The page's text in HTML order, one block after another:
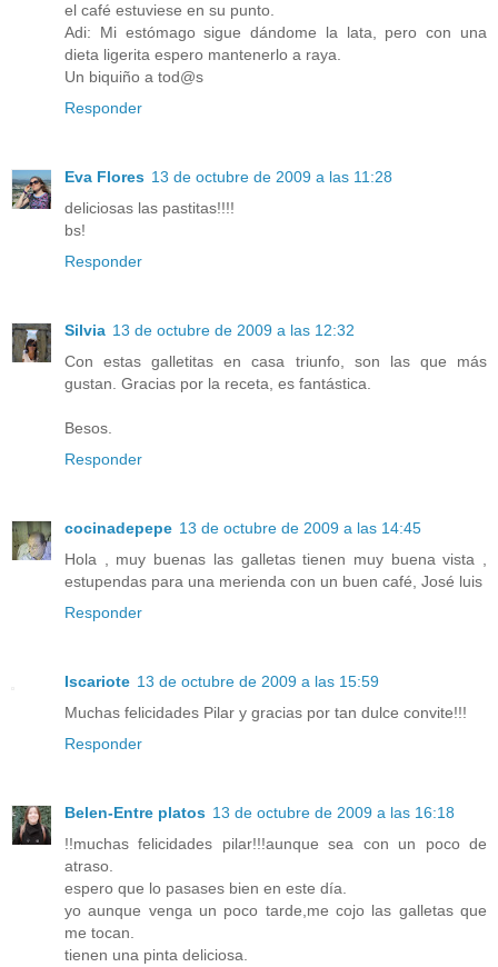
el café estuviese en su punto.
Adi: Mi estómago sigue dándome la lata, pero con una
dieta ligerita espero mantenerlo a raya.
Un biquiño a tod@s
Responder
Eva Flores 13 de octubre de 2009 a las 11:28
deliciosas las pastitas!!!!
bs!
Responder
Silvia 13 de octubre de 2009 a las 12:32
Con estas galletitas en casa triunfo, son las que más
gustan. Gracias por la receta, es fantástica.
Besos.
Responder
cocinadepepe 13 de octubre de 2009 a las 14:45
Hola , muy buenas las galletas tienen muy buena vista ,
estupendas para una merienda con un buen café, José luis
Responder
Iscariote 13 de octubre de 2009 a las 15:59
Muchas felicidades Pilar y gracias por tan dulce convite!!!
Responder
Belen-Entre platos 13 de octubre de 2009 a las 16:18
!!muchas felicidades pilar!!!aunque sea con un poco de
atraso.
espero que lo pasases bien en este día.
yo aunque venga un poco tarde,me cojo las galletas que
me tocan.
tienen una pinta deliciosa.